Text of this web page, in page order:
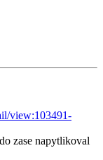
view:103491-
zase napytlikoval